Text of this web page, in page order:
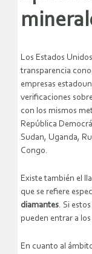
Los Estados
transparencia
empresas
verificaciones
con los mismos
República
Sudan, Uganda,
Congo.
Existe también el
que se refiere
diamantes. Si
pueden entrar a
En cuanto al